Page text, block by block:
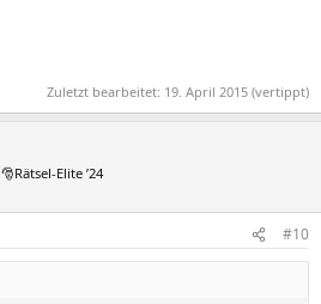
Zuletzt bearbeitet: 19. April 2015 (vertippt)
🎅Rätsel-Elite ’24
#10